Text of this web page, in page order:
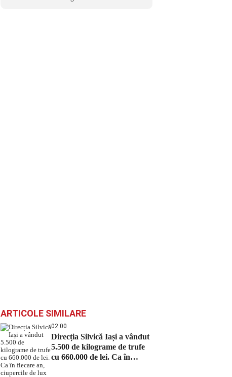
ARTICOLE SIMILARE
02:00
Direcția Silvică Iași a vândut
5.500 de kilograme de trufe
cu 660.000 de lei. Ca în